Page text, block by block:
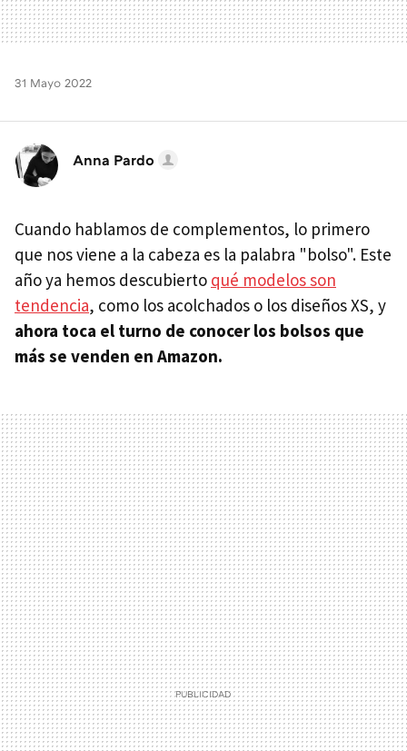
31 Mayo 2022
Anna Pardo
Cuando hablamos de complementos, lo primero
que nos viene a la cabeza es la palabra "bolso". Este
año ya hemos descubierto qué modelos son
tendencia, como los acolchados o los diseños XS, y
ahora toca el turno de conocer los bolsos que
más se venden en Amazon.